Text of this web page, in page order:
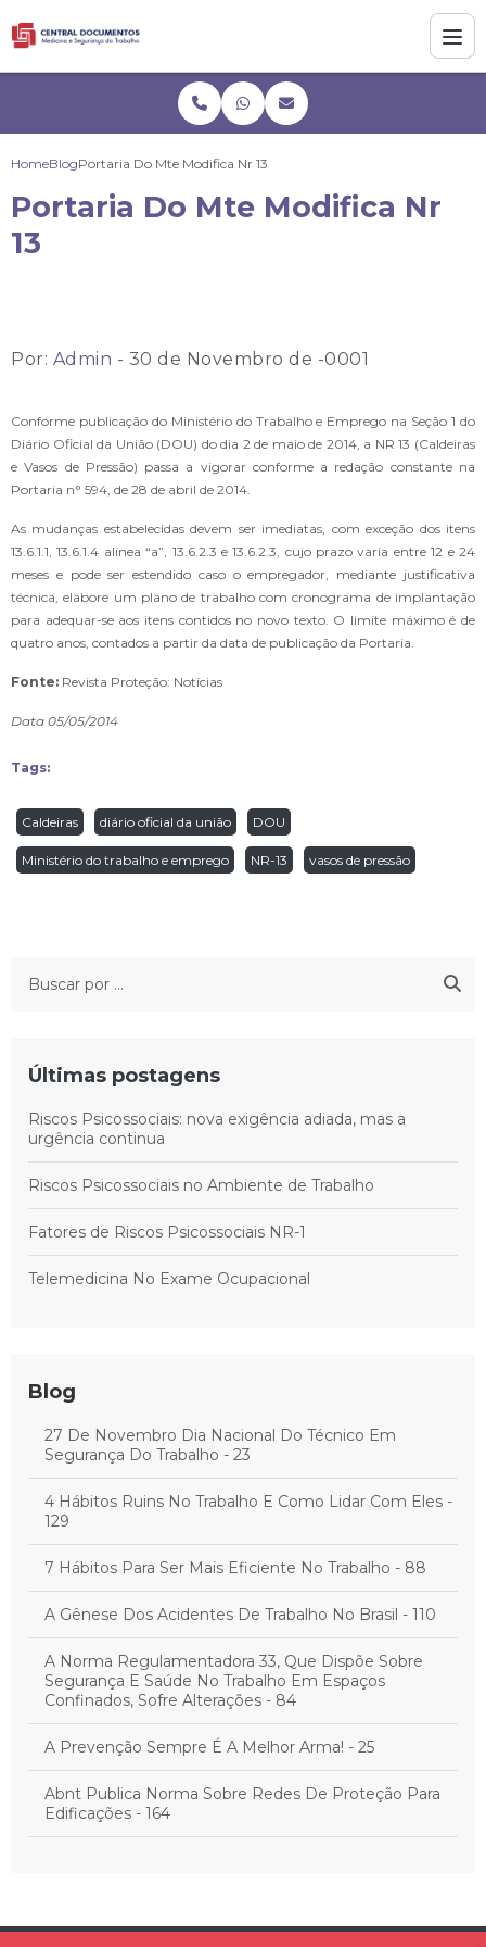
HomeBlogPortaria Do Mte Modifica Nr 13
Portaria Do Mte Modifica Nr
13
Por: Admin - 30 de Novembro de -0001
Conforme publicação do Ministério do Trabalho e Emprego na Seção 1 do
Diário Oficial da União (DOU) do dia 2 de maio de 2014, a NR 13 (Caldeiras
e Vasos de Pressão) passa a vigorar conforme a redação constante na
Portaria n° 594, de 28 de abril de 2014.
As mudanças estabelecidas devem ser imediatas, com exceção dos itens
13.6.1.1, 13.6.1.4 alínea “a”, 13.6.2.3 e 13.6.2.3, cujo prazo varia entre 12 e 24
meses e pode ser estendido caso o empregador, mediante justificativa
técnica, elabore um plano de trabalho com cronograma de implantação
para adequar-se aos itens contidos no novo texto. O limite máximo é de
quatro anos, contados a partir da data de publicação da Portaria.
Fonte: Revista Proteção: Notícias
Data 05/05/2014
Tags:
Caldeiras diário oficial da união DOU
Ministério do trabalho e emprego NR-13 vasos de pressão
Últimas postagens
Riscos Psicossociais: nova exigência adiada, mas a
urgência continua
Riscos Psicossociais no Ambiente de Trabalho
Fatores de Riscos Psicossociais NR-1
Telemedicina No Exame Ocupacional
Blog
27 De Novembro Dia Nacional Do Técnico Em
Segurança Do Trabalho - 23
4 Hábitos Ruins No Trabalho E Como Lidar Com Eles -
129
7 Hábitos Para Ser Mais Eficiente No Trabalho - 88
A Gênese Dos Acidentes De Trabalho No Brasil - 110
A Norma Regulamentadora 33, Que Dispõe Sobre
Segurança E Saúde No Trabalho Em Espaços
Confinados, Sofre Alterações - 84
A Prevenção Sempre É A Melhor Arma! - 25
Abnt Publica Norma Sobre Redes De Proteção Para
Edificações - 164
Do Trabalhador - 30